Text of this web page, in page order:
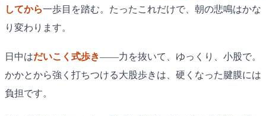
してから一歩目を踏む。たったこれだけで、朝の悲鳴はかな
り変わります。
日中はだいこく式歩き——力を抜いて、ゆっくり、小股で。
かかとから強く打ちつける大股歩きは、硬くなった腱膜には
負担です。